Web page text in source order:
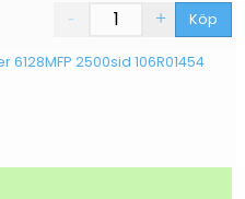
Köp
2500sid 106R01454